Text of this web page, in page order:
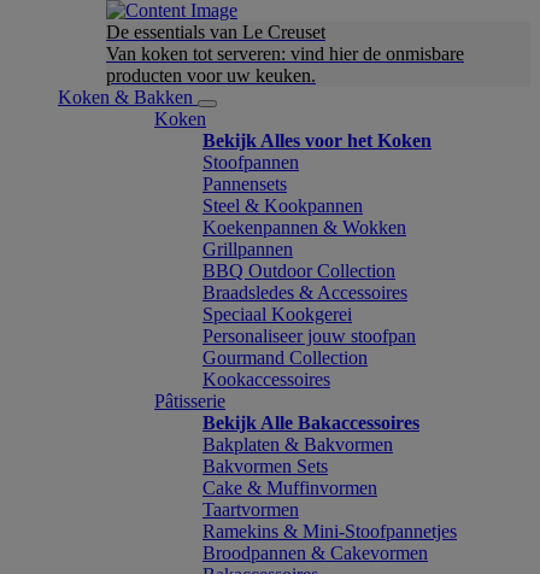
De essentials van Le Creuset
Van koken tot serveren: vind hier de onmisbare
producten voor uw keuken.
Koken & Bakken
Koken
Bekijk Alles voor het Koken
Stoofpannen
Pannensets
Steel & Kookpannen
Koekenpannen & Wokken
Grillpannen
BBQ Outdoor Collection
Braadsledes & Accessoires
Speciaal Kookgerei
Personaliseer jouw stoofpan
Gourmand Collection
Kookaccessoires
Pâtisserie
Bekijk Alle Bakaccessoires
Bakplaten & Bakvormen
Bakvormen Sets
Cake & Muffinvormen
Taartvormen
Ramekins & Mini-Stoofpannetjes
Broodpannen & Cakevormen